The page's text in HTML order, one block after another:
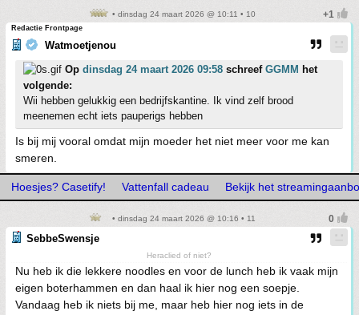
• dinsdag 24 maart 2026 @ 10:11 • 10
Redactie Frontpage
Watmoetjenou
Op dinsdag 24 maart 2026 09:58 schreef GGMM het
volgende:
Wii hebben gelukkig een bedrijfskantine. Ik vind zelf brood
meenemen echt iets pauperigs hebben
Is bij mij vooral omdat mijn moeder het niet meer voor me kan
smeren.
Hoesjes? Casetify! Vattenfall cadeau Bekijk het
• dinsdag 24 maart 2026 @ 10:16 • 11
SebbeSwensje
Heraclied of niet?
Nu heb ik die lekkere noodles en voor de lunch heb ik vaak mijn
eigen boterhammen en dan haal ik hier nog een soepje.
Vandaag heb ik niets bij me, maar heb hier nog iets in de